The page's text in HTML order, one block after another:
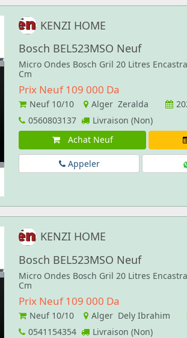
KENZI HOME
Bosch BEL523MSO Neuf
Micro Ondes Bosch Gril 20 Litres
Cm
Prix Neuf 109 000 Da
Neuf 10/10 Alger Zeralda
0560803137
Livraison (Non)
Achat Neuf
Appeler
KENZI HOME
Bosch BEL523MSO Neuf
Micro Ondes Bosch Gril 20 Litres
Cm
Prix Neuf 109 000 Da
Neuf 10/10 Alger Dely Ibrahim
0541154354
Livraison (Non)